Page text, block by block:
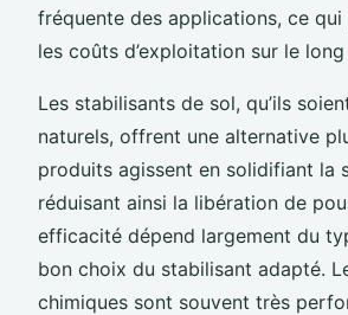
fréquente des applications, ce
les coûts d’exploitation sur le
Les stabilisants de sol, qu’ils
naturels, offrent une alternative
produits agissent en solidifiant la
réduisant ainsi la libération de
efficacité dépend largement du
bon choix du stabilisant adapté.
chimiques sont souvent très